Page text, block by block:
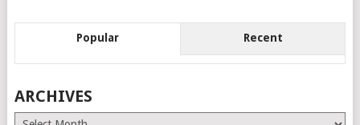
Popular Recent
ARCHIVES
Archives